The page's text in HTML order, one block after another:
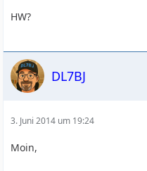
HW?
DL7BJ
3. Juni 2014 um 19:24
Moin,